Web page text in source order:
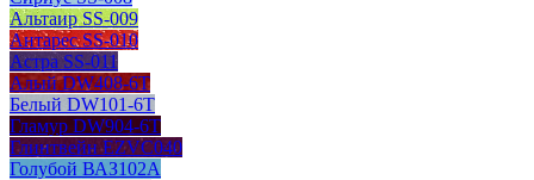
Альтаир SS-009
Антарес SS-010
Астра SS-011
Алый DW408-6T
Белый DW101-6T
Гламур DW904-6T
Глинтвейн EZVC040
Голубой ВАЗ102А